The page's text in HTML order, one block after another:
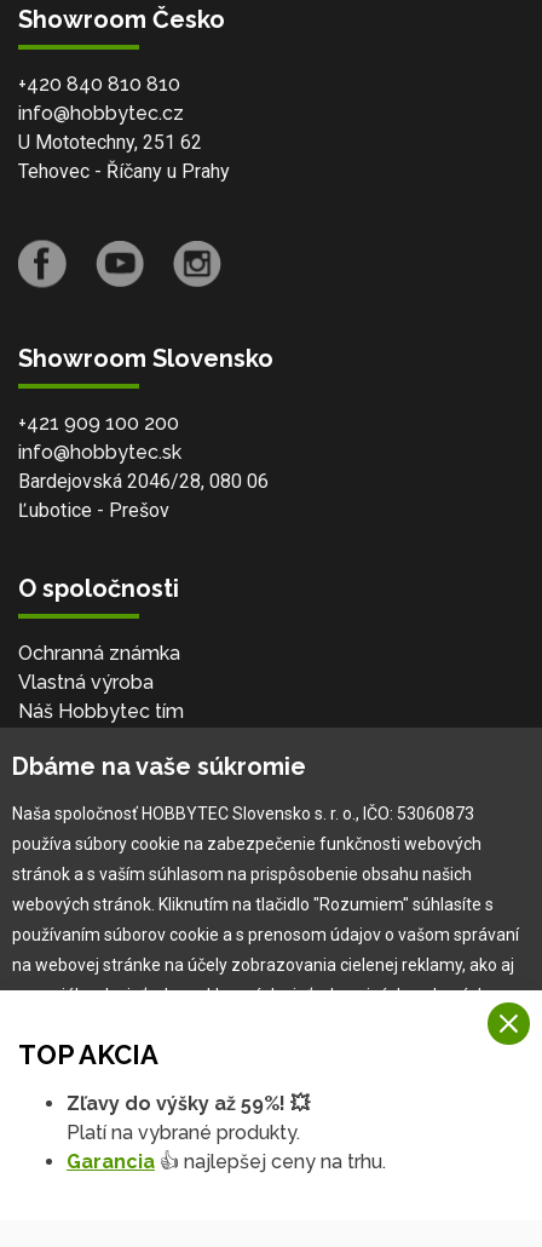
Showroom Česko
+420 840 810 810
info@hobbytec.cz
U Mototechny, 251 62
Tehovec - Říčany u Prahy
Showroom Slovensko
+421 909 100 200
info@hobbytec.sk
Bardejovská 2046/28, 080 06
Ľubotice - Prešov
O spoločnosti
Ochranná známka
Vlastná výroba
Náš Hobbytec tím
Naša história
Pre zákazníka
Garancia najlepšej ceny
Užívateľský manuál
Reklamácia
TOP AKCIA
Zľavy do výšky až 59%! 💥
Platí na vybrané produkty.
Garancia 👍 najlepšej ceny na trhu.
Dbáme na vaše súkromie
Naša spoločnosť HOBBYTEC Slovensko s. r. o., IČO: 53060873
používa súbory cookie na zabezpečenie funkčnosti webových
stránok a s vaším súhlasom na prispôsobenie obsahu našich
webových stránok. Kliknutím na tlačidlo "Rozumiem" súhlasíte s
používaním súborov cookie a s prenosom údajov o vašom správaní
na webovej stránke na účely zobrazovania cielenej reklamy, ako aj
na sociálnych sieťach a reklamných sieťach na iných webových
Viac informácií
Na našich webových stránkach používame niekoľko kategórií
Rozumiem